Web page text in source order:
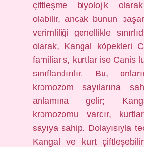
çiftleşme biyolojik
olabilir, ancak bunun
verimliliği genellikle
olarak, Kangal köpekleri
familiaris, kurtlar ise Canis
sınıflandırılır. Bu,
kromozom sayılarına
anlamına gelir;
kromozomu vardır,
sayıya sahip. Dolayısıyla
Kangal ve kurt